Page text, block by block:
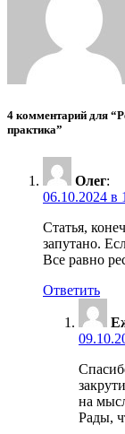
4 комментарий для
практика”
Олег:
06.10.2024 в
Статья,
запутано.
Все равно
Ответить
на
Рады,